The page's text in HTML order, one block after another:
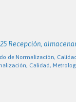
Recepción,
de Normalización,
Calidad,